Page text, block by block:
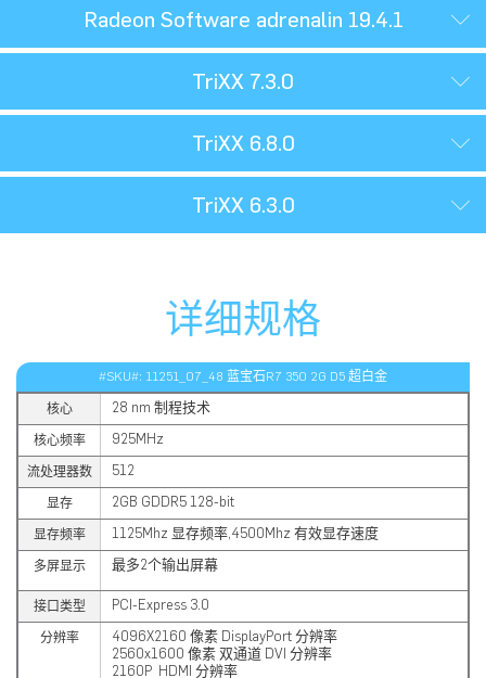
Radeon Software adrenalin 19.4.1
TriXX 7.3.0
TriXX 6.8.0
TriXX 6.3.0
详细规格
#SKU#: 11251_07_48 蓝宝石R7 350 2G D5 超白金
核心 28 nm 制程技术
核心频率 925MHz
流处理器数 512
显存 2GB GDDR5 128-bit
显存频率 1125Mhz 显存频率,4500Mhz 有效显存速度
多屏显示 最多2个输出屏幕
接口类型 PCI-Express 3.0
分辨率
4096X2160 像素 DisplayPort 分辨率
2560x1600 像素 双通道 DVI 分辨率
2160P HDMI 分辨率